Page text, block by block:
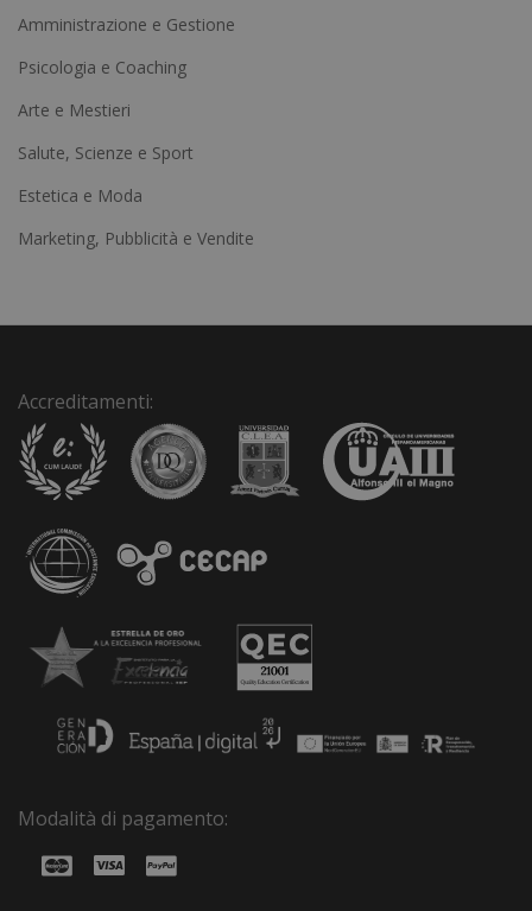
r
n
a
v
Amministrazione e Gestione
Psicologia e Coaching
Arte e Mestieri
Salute, Scienze e Sport
Estetica e Moda
Marketing, Pubblicità e Vendite
Accreditamenti:
Modalità di pagamento: